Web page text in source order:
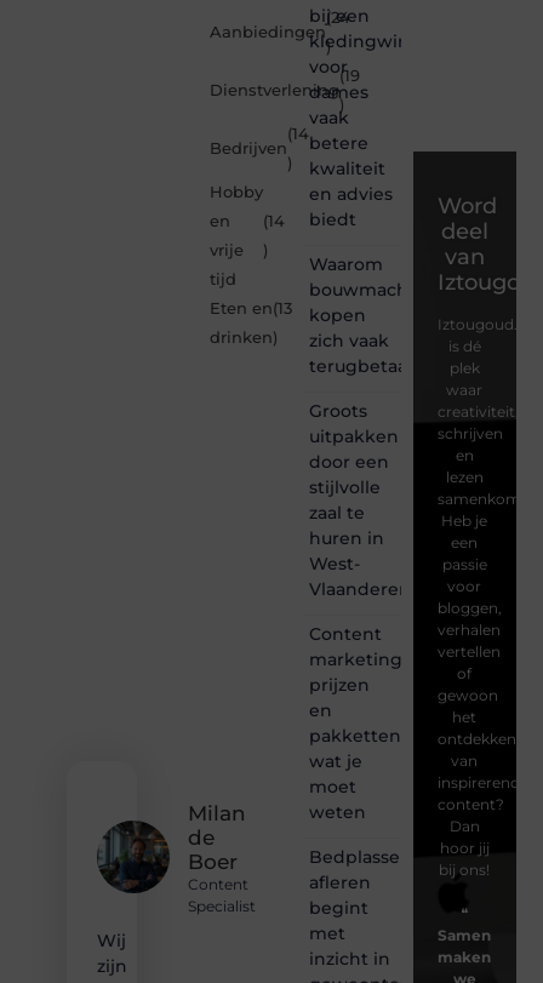
Milan
de
Boer
Content
Specialist
Wij
zijn
Aanbiedingen
(24
)
Dienstverlening
(19
)
Bedrijven
(14
)
Hobby
en
vrije
tijd
(14
)
Eten en
drinken
(13
)
bij een
kledingwinkel
voor
dames
vaak
betere
kwaliteit
en advies
biedt
Waarom
bouwmachines
kopen
zich vaak
terugbetaalt
Groots
uitpakken
door een
stijlvolle
zaal te
huren in
West-
Vlaanderen
Content
marketing
prijzen
en
pakketten:
wat je
moet
weten
Bedplassen
afleren
begint
met
inzicht in
Word
deel
van
Iztougoud.be
is dé
plek
waar
creativiteit,
schrijven
en
lezen
samenkomen.
Heb je
een
passie
voor
bloggen,
verhalen
vertellen
of
gewoon
het
ontdekken
van
inspirerende
content?
Dan
hoor jij
bij ons!
❝
Samen
maken
we